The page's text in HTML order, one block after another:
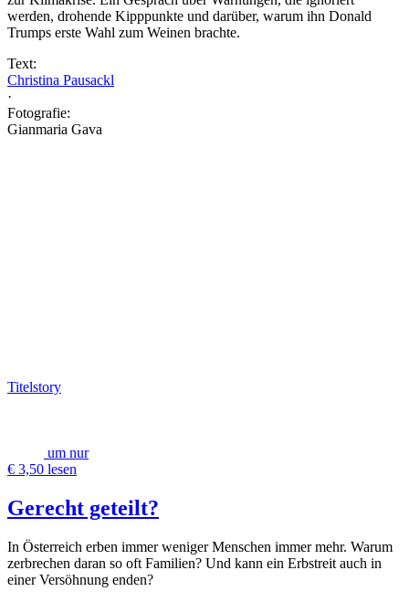
werden, drohende Kipppunkte und darüber, warum ihn Donald
Trumps erste Wahl zum Weinen brachte.
Text:
Christina Pausackl
·
Fotografie:
Gianmaria Gava
Titelstory
um nur
€ 3,50 lesen
Gerecht geteilt?
In Österreich erben immer weniger Menschen immer mehr. Warum
zerbrechen daran so oft Familien? Und kann ein Erbstreit auch in
einer Versöhnung enden?